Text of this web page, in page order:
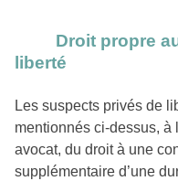
Droit propre
liberté
Les suspects privés de
mentionnés ci-dessus,
avocat, du droit à une
supplémentaire d’une